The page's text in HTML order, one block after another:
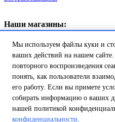
Наши магазины:
ДК им. Крупской, 1 этаж зал «Синий»
Магазин «Сувенир Кронштадта» - г.
16/2
Товар успешно
Мы используем файлы куки и
ваших действий на нашем
повторного воспроизведения
понять, как пользователи
его работу. Если вы примете
собирать информацию о ваших
нашей политикой
конфиденциальности.